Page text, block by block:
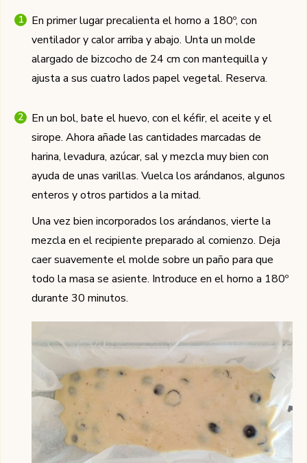
En primer lugar precalienta el horno a 180º, con
ventilador y calor arriba y abajo. Unta un molde
alargado de bizcocho de 24 cm con mantequilla y
ajusta a sus cuatro lados papel vegetal. Reserva.
En un bol, bate el huevo, con el kéfir, el aceite y el
sirope. Ahora añade las cantidades marcadas de
harina, levadura, azúcar, sal y mezcla muy bien con
ayuda de unas varillas. Vuelca los arándanos, algunos
enteros y otros partidos a la mitad.
Una vez bien incorporados los arándanos, vierte la
mezcla en el recipiente preparado al comienzo. Deja
caer suavemente el molde sobre un paño para que
todo la masa se asiente. Introduce en el horno a 180º
durante 30 minutos.